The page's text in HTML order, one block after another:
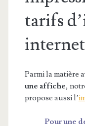
tarifs
Parmi la matière
une affiche,
propose aussi l’
Pour une